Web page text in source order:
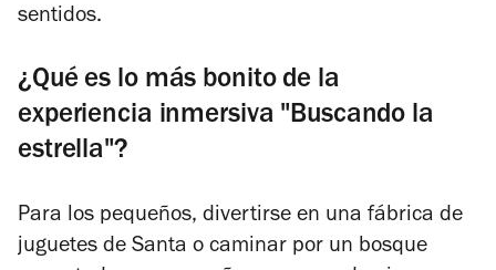
sentidos.
¿Qué es lo más bonito de la
experiencia inmersiva "Buscando la
estrella"?
Para los pequeños, divertirse en una fábrica de
juguetes de Santa o caminar por un bosque